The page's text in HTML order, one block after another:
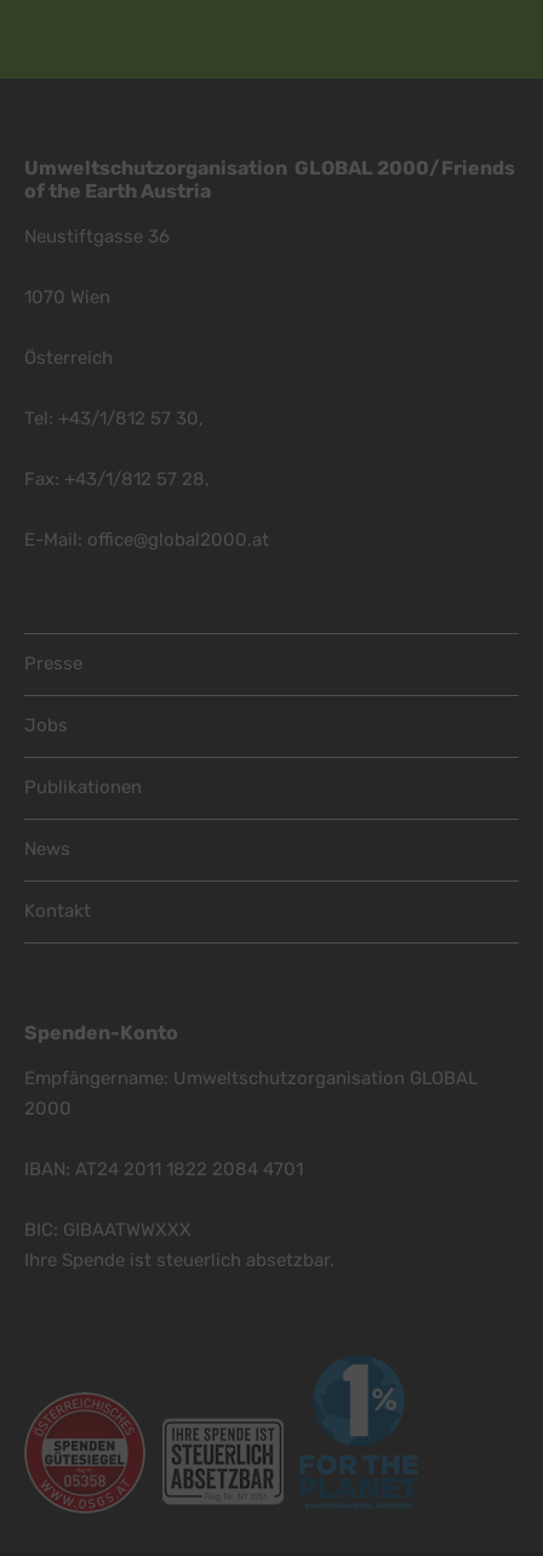
Umweltschutzorganisation GLOBAL 2000/Friends
of the Earth Austria
Neustiftgasse 36
1070 Wien
Österreich
Tel: +43/1/812 57 30,
Fax: +43/1/812 57 28,
E-Mail: office@global2000.at
Presse
Jobs
Publikationen
News
Kontakt
Spenden-Konto
Empfängername: Umweltschutzorganisation GLOBAL
2000
IBAN: AT24 2011 1822 2084 4701
BIC: GIBAATWWXXX
Ihre Spende ist steuerlich absetzbar.